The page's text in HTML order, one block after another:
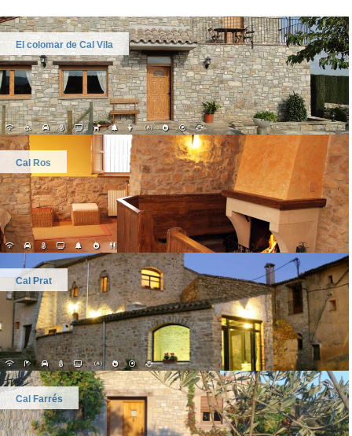
El colomar de Cal Vila
Cal Ros
Cal Prat
Cal Farrés